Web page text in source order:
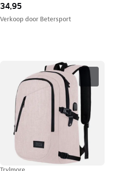
34,95
Verkoop door Betersport